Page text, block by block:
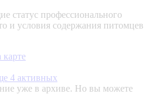
статус профессионального
и условия содержания питомцев
карте
4 активных
уже в архиве. Но вы можете